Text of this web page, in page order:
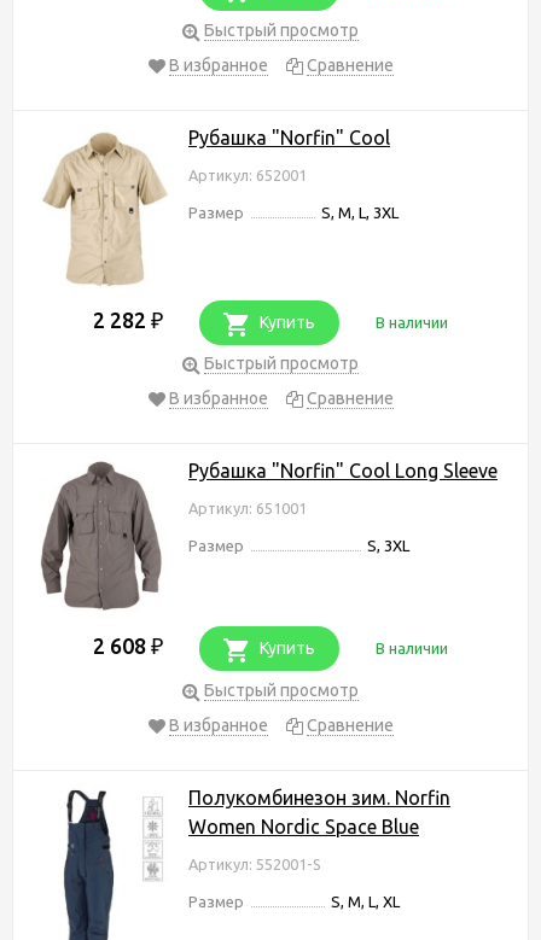
Быстрый просмотр
В избранное
Сравнение
Рубашка "Norfin" Cool
Артикул: 652001
Размер S, M, L, 3XL
2 282 ₽ Купить В наличии
Быстрый просмотр
В избранное
Сравнение
Рубашка "Norfin" Cool Long Sleeve
Артикул: 651001
Размер S, 3XL
2 608 ₽ Купить В наличии
Быстрый просмотр
В избранное
Сравнение
Полукомбинезон зим. Norfin
Women Nordic Space Blue
Артикул: 552001-S
Размер S, M, L, XL